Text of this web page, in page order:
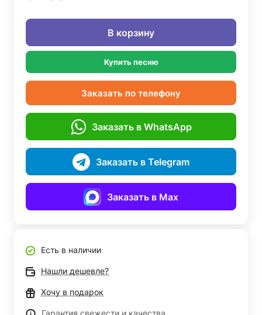
В корзину
Купить песню
Заказать по телефону
Заказать в WhatsApp
Заказать в Telegram
Заказать в Max
Есть в наличии
Нашли дешевле?
Хочу в подарок
Гарантия свежести и качества